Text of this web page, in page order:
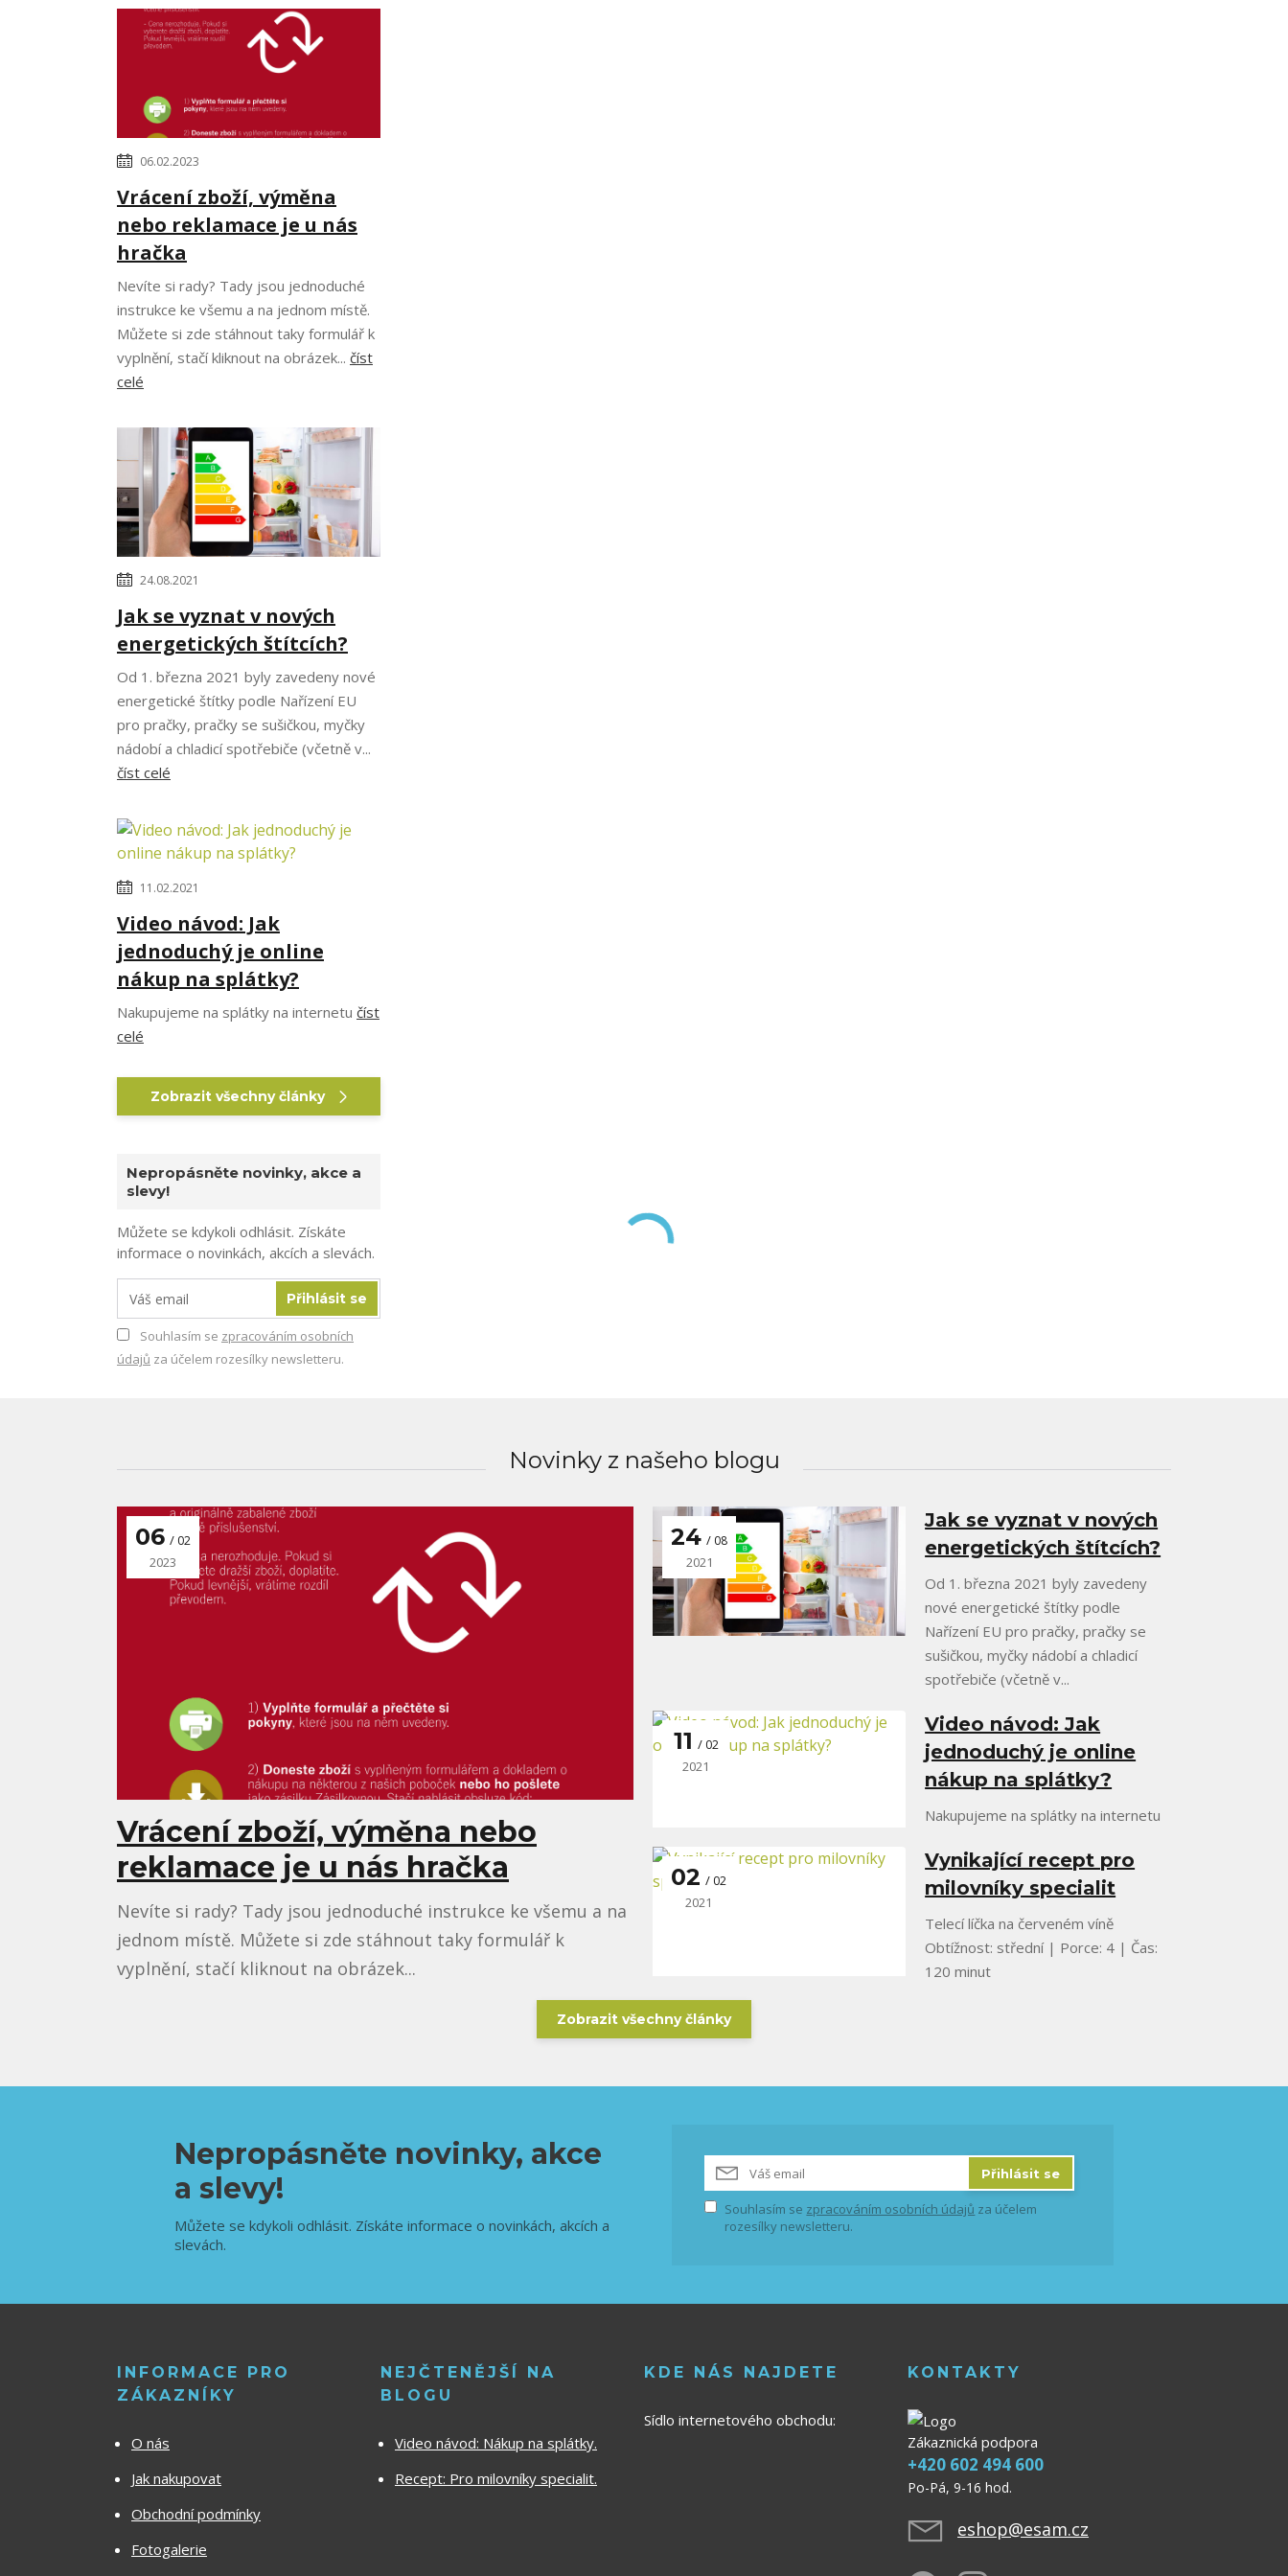
06.02.2023
Vrácení zboží, výměna
nebo reklamace je u nás
hračka
Nevíte si rady? Tady jsou jednoduché
instrukce ke všemu a na jednom místě.
Můžete si zde stáhnout taky formulář k
vyplnění, stačí kliknout na obrázek... číst
celé
24.08.2021
Jak se vyznat v nových
energetických štítcích?
Od 1. března 2021 byly zavedeny nové
energetické štítky podle Nařízení EU
pro pračky, pračky se sušičkou, myčky
nádobí a chladicí spotřebiče (včetně v...
číst celé
11.02.2021
Video návod: Jak
jednoduchý je online
nákup na splátky?
Nakupujeme na splátky na internetu číst
celé
Zobrazit všechny články
Nepropásněte novinky, akce a
slevy!
Můžete se kdykoli odhlásit. Získáte
informace o novinkách, akcích a slevách.
Přihlásit se
Souhlasím se zpracováním osobních
údajů za účelem rozesílky newsletteru.
Novinky z našeho blogu
06 02
2023
Vrácení zboží, výměna nebo
reklamace je u nás hračka
Nevíte si rady? Tady jsou jednoduché instrukce ke všemu a na
jednom místě. Můžete si zde stáhnout taky formulář k
vyplnění, stačí kliknout na obrázek...
24 08
2021
Jak se vyznat v nových
energetických štítcích?
Od 1. března 2021 byly zavedeny
nové energetické štítky podle
Nařízení EU pro pračky, pračky se
sušičkou, myčky nádobí a chladicí
spotřebiče (včetně v...
11 02
2021
Video návod: Jak
jednoduchý je online
nákup na splátky?
Nakupujeme na splátky na internetu
02 02
2021
Vynikající recept pro
milovníky specialit
Telecí líčka na červeném víně
Obtížnost: střední | Porce: 4 | Čas:
120 minut
Zobrazit všechny články
Nepropásněte novinky, akce
a slevy!
Můžete se kdykoli odhlásit. Získáte informace o novinkách, akcích a
slevách.
Přihlásit se
Souhlasím se zpracováním osobních údajů za účelem
rozesílky newsletteru.
INFORMACE PRO
ZÁKAZNÍKY
O nás
Jak nakupovat
Obchodní podmínky
Fotogalerie
NEJČTENĚJŠÍ NA
BLOGU
Video návod: Nákup na splátky.
Recept: Pro milovníky specialit.
KDE NÁS NAJDETE
Sídlo internetového obchodu:
KONTAKTY
Zákaznická podpora
+420 602 494 600
Po-Pá, 9-16 hod.
eshop@esam.cz